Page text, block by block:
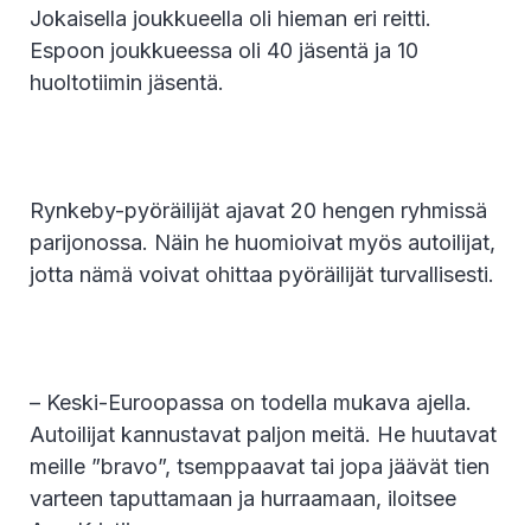
Jokaisella joukkueella oli hieman eri reitti.
Espoon joukkueessa oli 40 jäsentä ja 10
huoltotiimin jäsentä.
Rynkeby-pyöräilijät ajavat 20 hengen ryhmissä
parijonossa. Näin he huomioivat myös autoilijat,
jotta nämä voivat ohittaa pyöräilijät turvallisesti.
– Keski-Euroopassa on todella mukava ajella.
Autoilijat kannustavat paljon meitä. He huutavat
meille ”bravo”, tsemppaavat tai jopa jäävät tien
varteen taputtamaan ja hurraamaan, iloitsee